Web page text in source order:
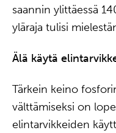
saannin ylittäessä
yläraja tulisi
Älä käytä
Tärkein keino
välttämiseksi on
elintarvikkeiden